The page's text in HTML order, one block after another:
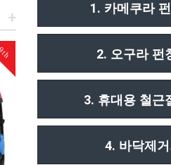
+
1. 카메쿠라 펀
2. 오구라 펀
3. 휴대용 철근
4. 바닥제거